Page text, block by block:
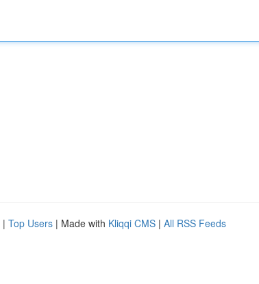
| Top Users | Made with Kliqqi CMS | All RSS Feeds